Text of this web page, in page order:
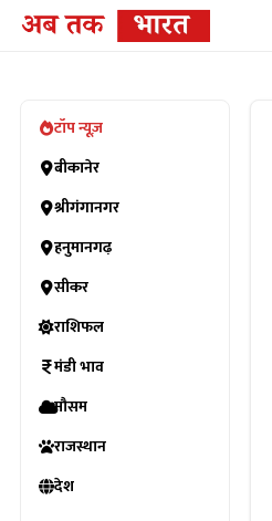
टॉप न्यूज़
बीकानेर
श्रीगंगानगर
हनुमानगढ़
सीकर
राशिफल
मंडी भाव
मौसम
राजस्थान
देश
Bikaner News ›